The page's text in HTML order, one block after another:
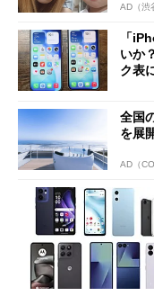
AD（渋
「
いか
ク表
全国
を展
AD（